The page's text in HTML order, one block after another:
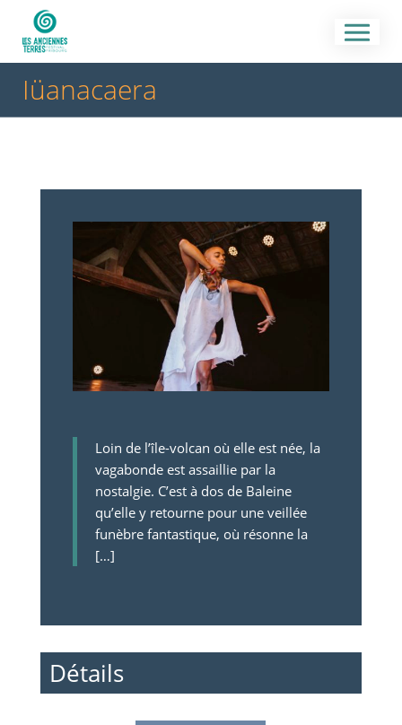
Iüanacaera
Loin de l’île-volcan où elle est née, la
vagabonde est assaillie par la
nostalgie. C’est à dos de Baleine
qu’elle y retourne pour une veillée
funèbre fantastique, où résonne la
[…]
Détails